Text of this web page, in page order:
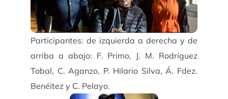
Participantes: de izquierda a derecha y de
arriba a abajo: F. Primo, J. M. Rodríguez
Tobal, C. Aganzo, P. Hilario Silva, Á. Fdez.
Benéitez y C. Pelayo.